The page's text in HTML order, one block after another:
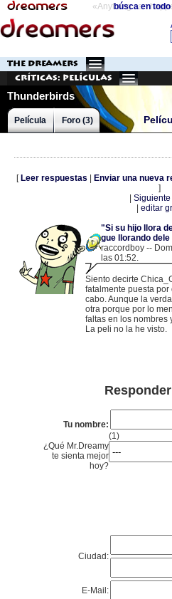
«Anything can
búsca en
THE DREAMERS
Críticas: Películas
Thunderbirds
Película Foro (3)
[ Leer respuestas Enviar una nueva
]
Siguiente
editar
"Si su hijo llora
gue llorando
raccordboy --
las 01:52.
Siento decirte
fatalmente puesta por
cabo. Aunque la
otra porque por lo
faltas en los nombres
La peli no la he visto.
Tu nombre:
(1)
¿Qué Mr.Dreamy
te sienta mejor
hoy?
Ciudad:
E-Mail: